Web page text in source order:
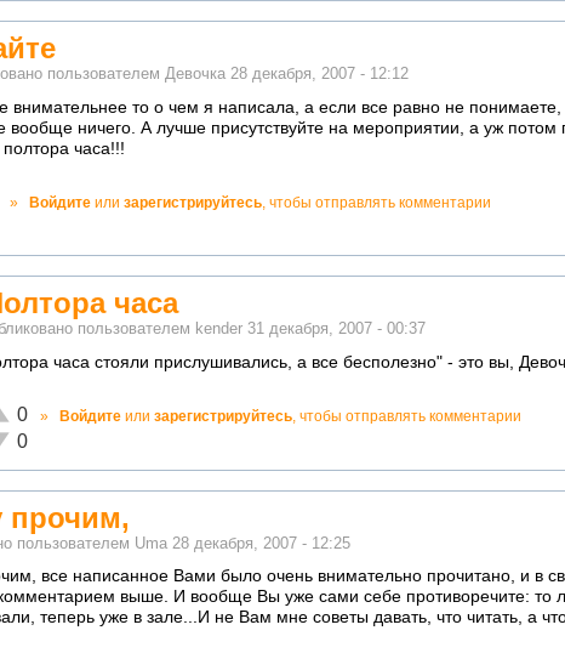
пользователем Девочка 28 декабря, 2007 - 12:12
внимательнее то о чем я написала, а если все равно не
вообще ничего. А лучше присутствуйте на мероприятии, а уж
полтора часа!!!
» Войдите или зарегистрируйтесь, чтобы отправлять комментарии
часа
пользователем kender 31 декабря, 2007 - 00:37
часа стояли прислушивались, а все бесполезно" - это вы,
0
0
» Войдите или зарегистрируйтесь, чтобы отправлять комментарии
прочим,
пользователем Uma 28 декабря, 2007 - 12:25
все написанное Вами было очень внимательно прочитано, и в
выше. И вообще Вы уже сами себе противоречите: то
теперь уже в зале...И не Вам мне советы давать, что читать, а